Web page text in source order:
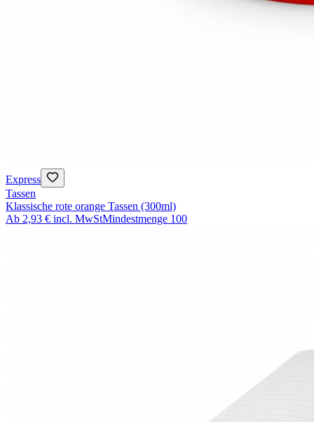
Express
Tassen
Klassische rote orange Tassen (300ml)
Ab 2,93 € incl. MwStMindestmenge 100